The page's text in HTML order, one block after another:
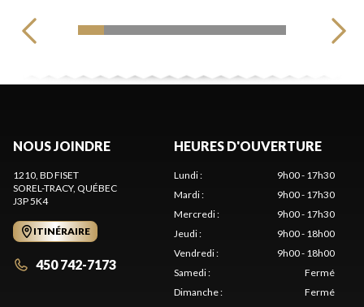
NOUS JOINDRE
1210, BD FISET
SOREL-TRACY, QUÉBEC
J3P 5K4
ITINÉRAIRE
450 742-7173
HEURES D'OUVERTURE
Lundi:
9h00 - 17h30
Mardi:
9h00 - 17h30
Mercredi:
9h00 - 17h30
Jeudi:
9h00 - 18h00
Vendredi:
9h00 - 18h00
Samedi:
Fermé
Dimanche: Fermé